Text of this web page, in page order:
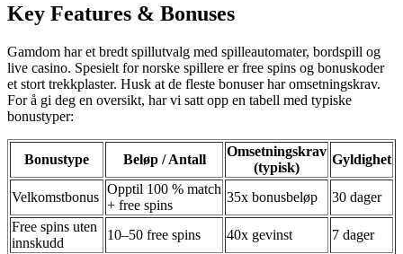
Key Features & Bonuses
Gamdom har et bredt spillutvalg med spilleautomater, bordspill og
live casino. Spesielt for norske spillere er free spins og bonuskoder
et stort trekkplaster. Husk at de fleste bonuser har omsetningskrav.
For å gi deg en oversikt, har vi satt opp en tabell med typiske
bonustyper:
Bonustype Beløp / Antall
Omsetningskrav
(typisk)
Gyldighet
Velkomstbonus
Opptil 100 % match
+ free spins
35x bonusbeløp
30 dager
Free spins uten
innskudd
10–50 free spins 40x gevinst 7 dager